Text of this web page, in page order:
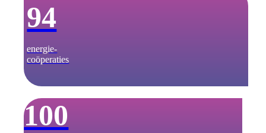
94
energie­-
coöperaties
100